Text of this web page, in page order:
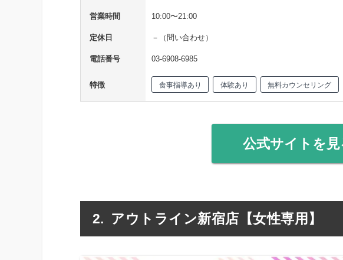
営業時間 10:00〜21:00
定休日 －（問い合わせ）
電話番号 03-6908-6985
特徴 食事指導あり 体験あり 無料カウンセリング
公式サイトを見
アウトライン新宿店【女性専用】